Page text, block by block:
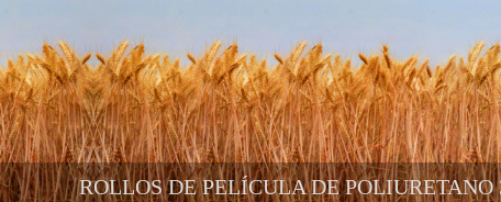
ROLLOS DE PELÍCULA DE